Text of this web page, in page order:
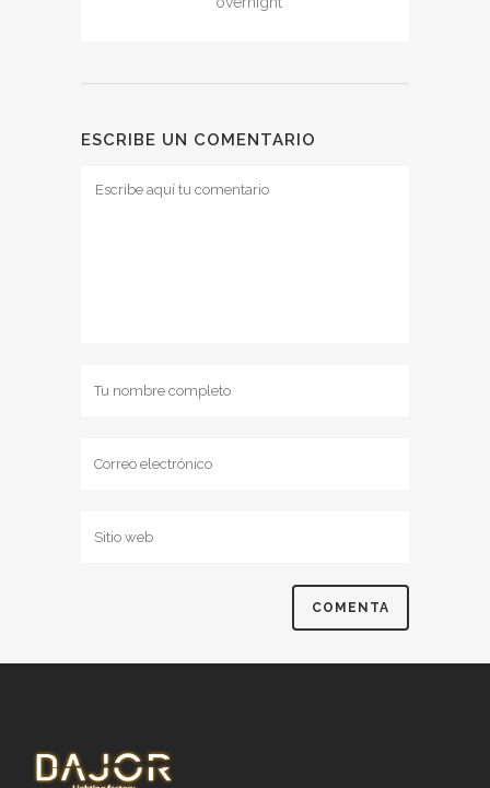
ESCRIBE UN COMENTARIO